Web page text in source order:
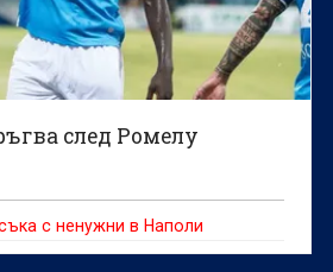
след Ромелу
с ненужни в Наполи